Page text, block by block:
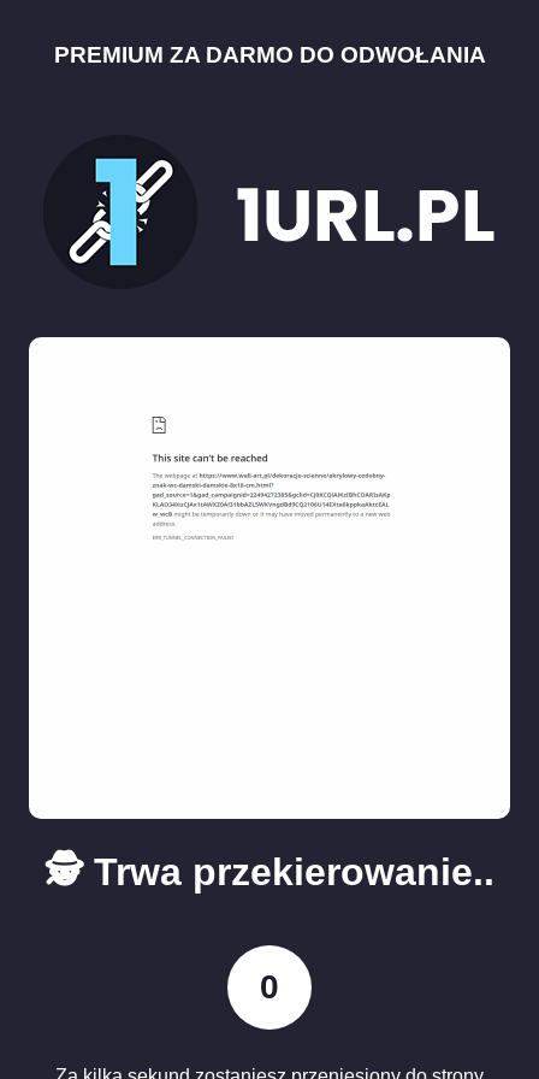
PREMIUM ZA DARMO DO ODWOŁANIA
🕵️ Trwa przekierowanie..
0